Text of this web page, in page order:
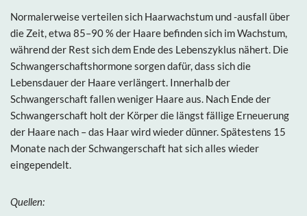
Normalerweise verteilen sich Haarwachstum und -ausfall über
die Zeit, etwa 85–90 % der Haare befinden sich im Wachstum,
während der Rest sich dem Ende des Lebenszyklus nähert. Die
Schwangerschaftshormone sorgen dafür, dass sich die
Lebensdauer der Haare verlängert. Innerhalb der
Schwangerschaft fallen weniger Haare aus. Nach Ende der
Schwangerschaft holt der Körper die längst fällige Erneuerung
der Haare nach – das Haar wird wieder dünner. Spätestens 15
Monate nach der Schwangerschaft hat sich alles wieder
eingependelt.
Quellen: